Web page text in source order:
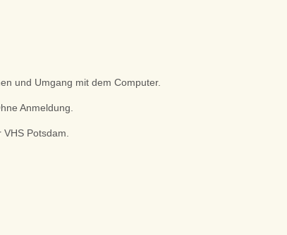
und Umgang mit dem Computer.
Anmeldung.
Potsdam.